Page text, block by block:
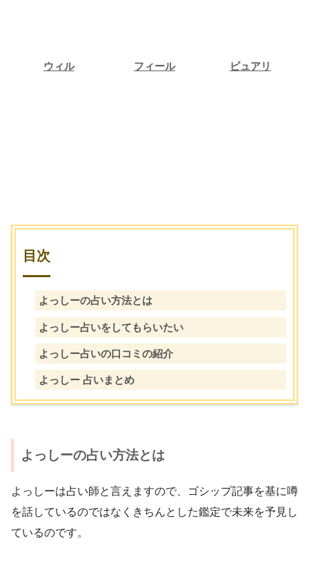
ウィル フィール ピュアリ
目次
よっしーの占い方法とは
よっしー占いをしてもらいたい
よっしー占いの口コミの紹介
よっしー 占いまとめ
よっしーの占い方法とは
よっしーは占い師と言えますので、ゴシップ記事を基に噂
を話しているのではなくきちんとした鑑定で未来を予見し
ているのです。